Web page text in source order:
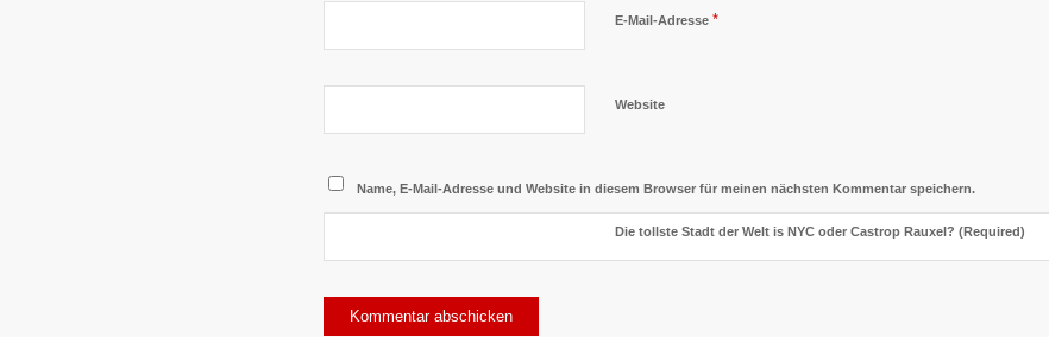
E-Mail-Adresse *
Website
Name, E-Mail-Adresse und Website in diesem Browser für meinen nächsten Kommentar speichern.
Die tollste Stadt der Welt is NYC oder Castrop Rauxel? (Required)